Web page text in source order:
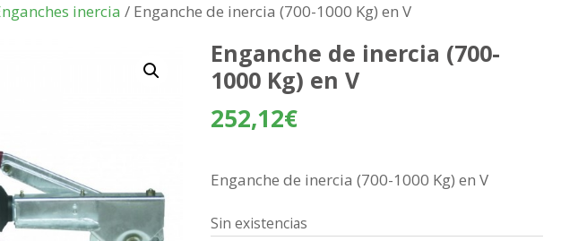
inercia / Enganche de inercia (700-1000 Kg) en V
Enganche de inercia (700-
1000 Kg) en V
252,12€
Enganche de inercia (700-1000 Kg) en V
Sin existencias